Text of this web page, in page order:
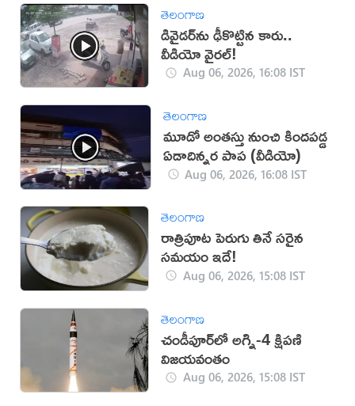
తెలంగాణ
డివైడర్‌ను ఢీకొట్టిన కారు..
వీడియో వైరల్!
Aug 06, 2026, 16:08 IST
తెలంగాణ
మూడో అంతస్తు నుంచి కిందపడ్డ
ఏడాదిన్నర పాప (వీడియో)
Aug 06, 2026, 16:08 IST
తెలంగాణ
రాత్రిపూట పెరుగు తినే సరైన
సమయం ఇదే!
Aug 06, 2026, 15:08 IST
తెలంగాణ
చండీపూర్‌లో అగ్ని-4 క్షిపణి
విజయవంతం
Aug 06, 2026, 15:08 IST